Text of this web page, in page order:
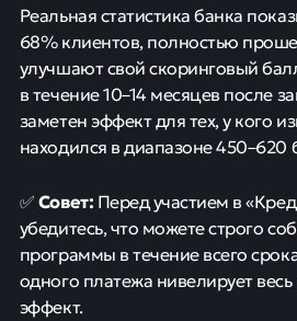
Реальная статистика банка
68% клиентов, полностью
улучшают свой скоринговый
в течение 10–14 месяцев после
заметен эффект для тех, у кого
находился в диапазоне 450–620
✅Совет: Перед участием в
убедитесь, что можете строго
программы в течение всего
одного платежа нивелирует
эффект.